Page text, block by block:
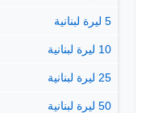
5 ليرة لبنانية
10 ليرة لبنانية
25 ليرة لبنانية
50 ليرة لبنانية